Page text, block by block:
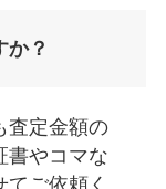
か？
査定金額の
書やコマな
ご依頼く